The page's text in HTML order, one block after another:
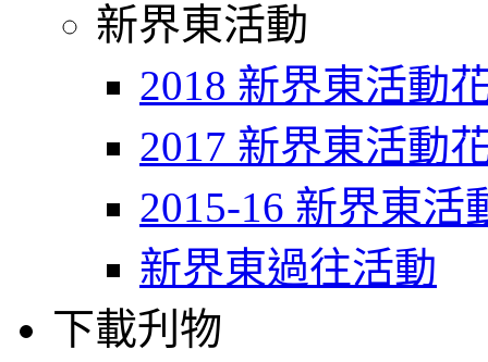
新界東活動
2018 新界東活動
2017 新界東活動
2015-16 新界東活
新界東過往活動
下載刋物